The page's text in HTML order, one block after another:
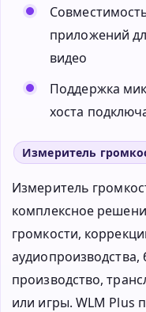
приложений
видео
Поддержка
хоста
Измеритель
Измеритель
комплексное
громкости,
производство,
или игры. WLM Plus